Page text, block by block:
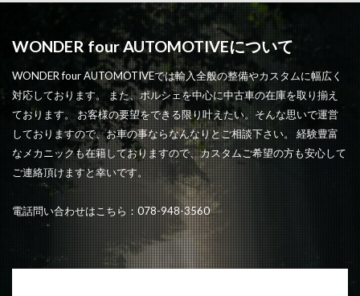
WONDER four AUTOMOTIVEについて
WONDER four AUTOMOTIVEでは輸入全般の整備やカスタムに幅広く
対応しております。 また、ポルシェを中心に中古車の在庫を取り揃え
ております。 お客様の要望をできる限り叶えたい。そんな思いで運営
しておりますので、お車の事ならなんなりとご相談下さい。 経験豊富
なメカニックも在籍しておりますので、カスタムご希望の方も安心して
ご連絡頂けますと幸いです。
電話問い合わせはこちら：078-948-3560